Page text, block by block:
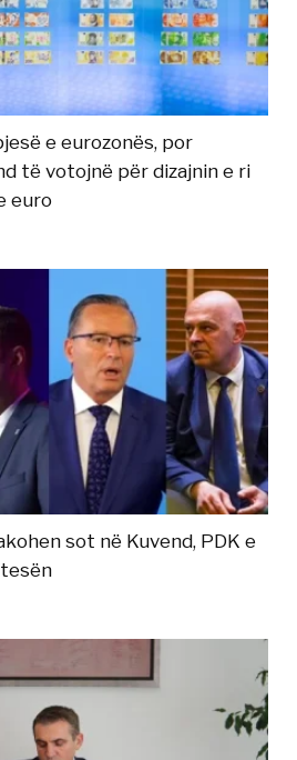
e eurozonës, por
të votojnë për dizajnin e ri
euro
sot në Kuvend, PDK e